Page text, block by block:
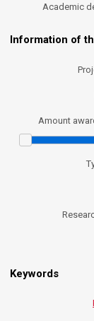
Academic
Information of
Amount
Keywords